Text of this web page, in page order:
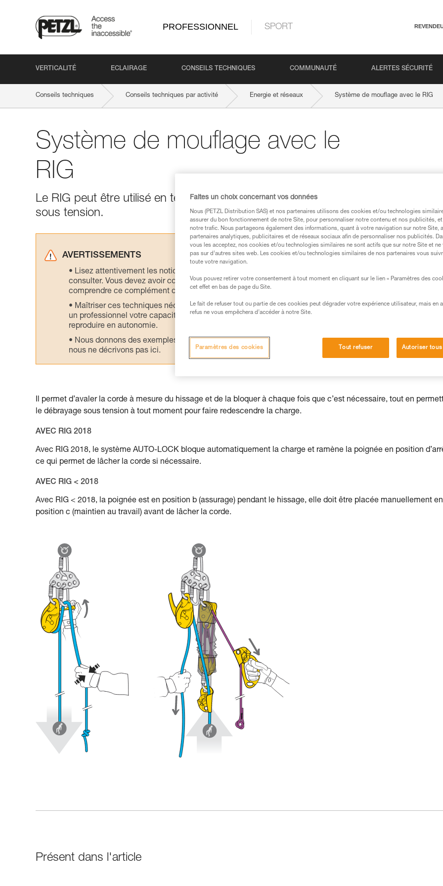
PROFESSIONNEL SPORT
VERTICALITÉ ECLAIRAGE CONSEILS TECHNIQUES COMMUNAUTÉ ALERTES SÉCURITÉ
Conseils techniques Conseils techniques par activité Energie et réseaux Système de mouflage avec le RIG
Système de mouflage avec le
RIG
Le RIG peut être utilisé en tête de mouflage comme appareil anti-retour
sous tension.
AVERTISSEMENTS
Lisez attentivement les notices techniques des produits utilisés dans ce conseil avant de le
consulter. Vous devez avoir compris les informations de la notice technique pour pouvoir
comprendre ce complément d’informations.
Maîtriser ces techniques nécessite une formation et un entraînement spécifique. Validez avec
un professionnel votre capacité à refaire la manipulation, seul, en toute sécurité, avant de la
reproduire en autonomie.
Nous donnons des exemples de techniques liées à votre activité. Il peut en exister d’autres que
nous ne décrivons pas ici.
Il permet d’avaler la corde à mesure du hissage et de la bloquer à chaque fois que c’est nécessaire, tout en
le débrayage sous tension à tout moment pour faire redescendre la charge.
AVEC RIG 2018
Avec RIG 2018, le système AUTO-LOCK bloque automatiquement la charge et ramène la poignée en position
ce qui permet de lâcher la corde si nécessaire.
AVEC RIG < 2018
Avec RIG < 2018, la poignée est en position b (assurage) pendant le hissage, elle doit être placée manuellement en
position c (maintien au travail) avant de lâcher la corde.
Présent dans l'article
Faites un choix concernant vos données
Nous (PETZL Distribution SAS) et nos partenaires utilisons des cookies et/ou technologies
assurer du bon fonctionnement de notre Site, pour personnaliser notre contenu et nos publicités,
notre trafic. Nous partageons également des informations, quant à votre navigation sur notre Site,
partenaires analytiques, publicitaires et de réseaux sociaux afin de personnaliser nos publicités.
vous les acceptez, nos cookies et/ou technologies similaires ne sont actifs que sur notre Site et ne
pas sur d’autres sites web. Les cookies et/ou technologies similaires de nos partenaires vous
toute votre navigation.
Vous pouvez retirer votre consentement à tout moment en cliquant sur le lien « Paramètres des
cet effet en bas de page du Site.
Le fait de refuser tout ou partie de ces cookies peut dégrader votre expérience utilisateur, mais en
refus ne vous empêchera d’accéder à notre Site.
Tout refuser Autoriser
Paramètres des cookies